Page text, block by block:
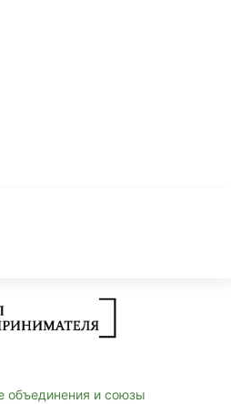
объединения и союзы